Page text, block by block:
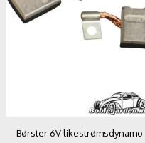
Børster 6V likestrømsdynamo